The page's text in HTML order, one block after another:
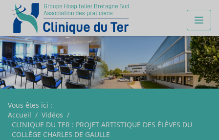
Vous êtes ici :
Accueil / Vidéos /
CLINIQUE DU TER : PROJET ARTISTIQUE DES ÉLÈVES DU
COLLÈGE CHARLES DE GAULLE